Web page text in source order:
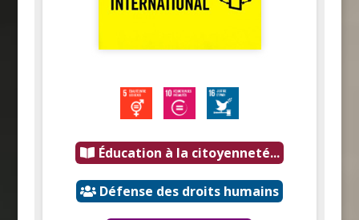
Éducation à la citoyenneté...
Défense des droits humains